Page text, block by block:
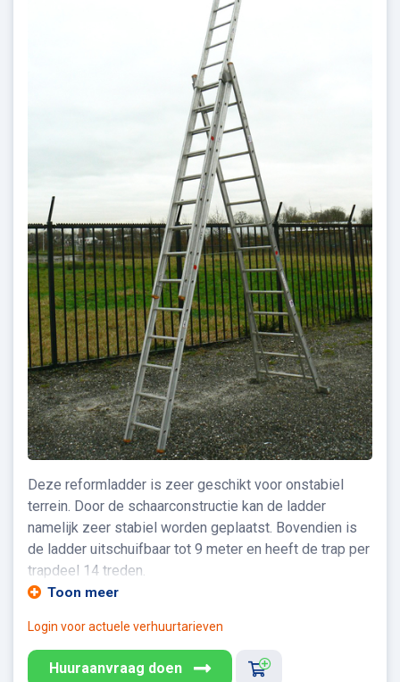
Deze reformladder is zeer geschikt voor onstabiel
terrein. Door de schaarconstructie kan de ladder
namelijk zeer stabiel worden geplaatst. Bovendien is
de ladder uitschuifbaar tot 9 meter en heeft de trap per
trapdeel 14 treden.
Toon meer
Login voor actuele verhuurtarieven
Huuraanvraag doen